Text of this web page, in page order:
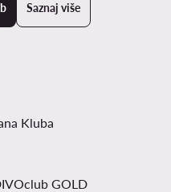
Saznaj više
Kluba
GOLD